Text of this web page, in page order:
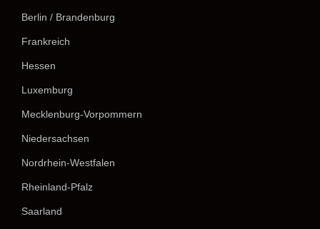
Berlin / Brandenburg
Frankreich
Hessen
Luxemburg
Mecklenburg-Vorpommern
Niedersachsen
Nordrhein-Westfalen
Rheinland-Pfalz
Saarland